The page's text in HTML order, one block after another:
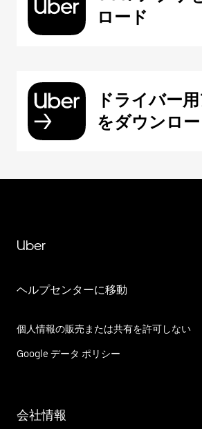
ロード
ドライバー
をダウンロ
Uber
ヘルプセンターに移動
個人情報の販売または共有を許可しない
Google データ ポリシー
会社情報